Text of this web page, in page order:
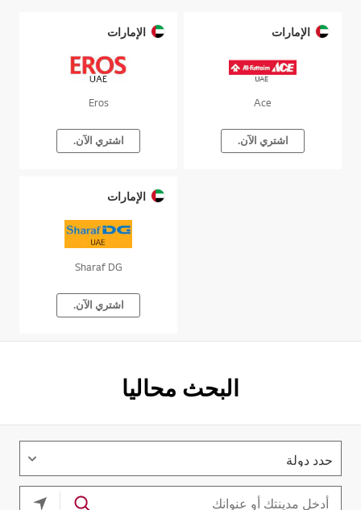
الإمارات
Eros
اشتري الآن.
الإمارات
Ace
اشتري الآن.
الإمارات
Sharaf DG
اشتري الآن.
البحث محاليا